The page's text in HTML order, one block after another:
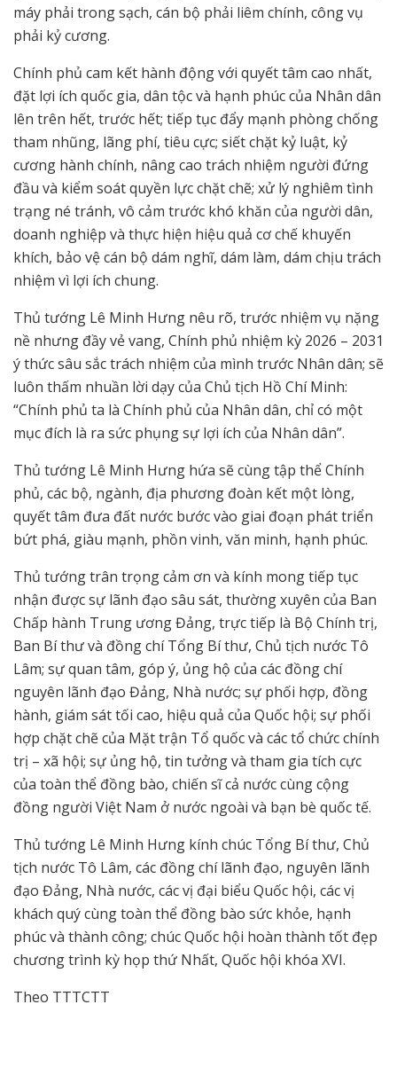
máy phải trong sạch, cán bộ phải liêm chính, công vụ
phải kỷ cương.
Chính phủ cam kết hành động với quyết tâm cao nhất,
đặt lợi ích quốc gia, dân tộc và hạnh phúc của Nhân dân
lên trên hết, trước hết; tiếp tục đẩy mạnh phòng chống
tham nhũng, lãng phí, tiêu cực; siết chặt kỷ luật, kỷ
cương hành chính, nâng cao trách nhiệm người đứng
đầu và kiểm soát quyền lực chặt chẽ; xử lý nghiêm tình
trạng né tránh, vô cảm trước khó khăn của người dân,
doanh nghiệp và thực hiện hiệu quả cơ chế khuyến
khích, bảo vệ cán bộ dám nghĩ, dám làm, dám chịu trách
nhiệm vì lợi ích chung.
Thủ tướng Lê Minh Hưng nêu rõ, trước nhiệm vụ nặng
nề nhưng đầy vẻ vang, Chính phủ nhiệm kỳ 2026 – 2031
ý thức sâu sắc trách nhiệm của mình trước Nhân dân; sẽ
luôn thấm nhuần lời dạy của Chủ tịch Hồ Chí Minh:
“Chính phủ ta là Chính phủ của Nhân dân, chỉ có một
mục đích là ra sức phụng sự lợi ích của Nhân dân”.
Thủ tướng Lê Minh Hưng hứa sẽ cùng tập thể Chính
phủ, các bộ, ngành, địa phương đoàn kết một lòng,
quyết tâm đưa đất nước bước vào giai đoạn phát triển
bứt phá, giàu mạnh, phồn vinh, văn minh, hạnh phúc.
Thủ tướng trân trọng cảm ơn và kính mong tiếp tục
nhận được sự lãnh đạo sâu sát, thường xuyên của Ban
Chấp hành Trung ương Đảng, trực tiếp là Bộ Chính trị,
Ban Bí thư và đồng chí Tổng Bí thư, Chủ tịch nước Tô
Lâm; sự quan tâm, góp ý, ủng hộ của các đồng chí
nguyên lãnh đạo Đảng, Nhà nước; sự phối hợp, đồng
hành, giám sát tối cao, hiệu quả của Quốc hội; sự phối
hợp chặt chẽ của Mặt trận Tổ quốc và các tổ chức chính
trị – xã hội; sự ủng hộ, tin tưởng và tham gia tích cực
của toàn thể đồng bào, chiến sĩ cả nước cùng cộng
đồng người Việt Nam ở nước ngoài và bạn bè quốc tế.
Thủ tướng Lê Minh Hưng kính chúc Tổng Bí thư, Chủ
tịch nước Tô Lâm, các đồng chí lãnh đạo, nguyên lãnh
đạo Đảng, Nhà nước, các vị đại biểu Quốc hội, các vị
khách quý cùng toàn thể đồng bào sức khỏe, hạnh
phúc và thành công; chúc Quốc hội hoàn thành tốt đẹp
chương trình kỳ họp thứ Nhất, Quốc hội khóa XVI.
Theo TTTCTT